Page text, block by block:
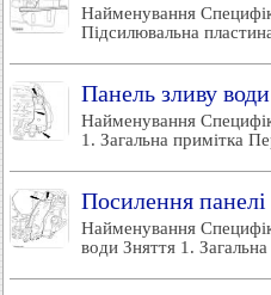
Найменування
Підсилювальна
Панель зливу
Найменування
1. Загальна примітка
Посилення
Найменування
води Зняття 1.